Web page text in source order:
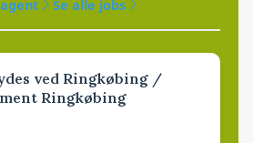
Se alle jobs
ved Ringkøbing /
Ringkøbing